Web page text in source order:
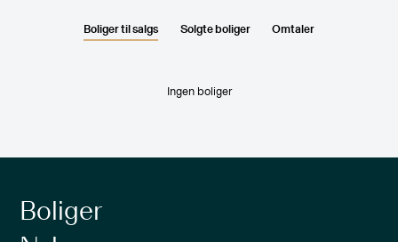
Boliger til salgs Solgte boliger Omtaler
Ingen boliger
Boliger